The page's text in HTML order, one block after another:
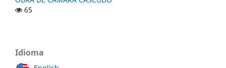
65
Idioma